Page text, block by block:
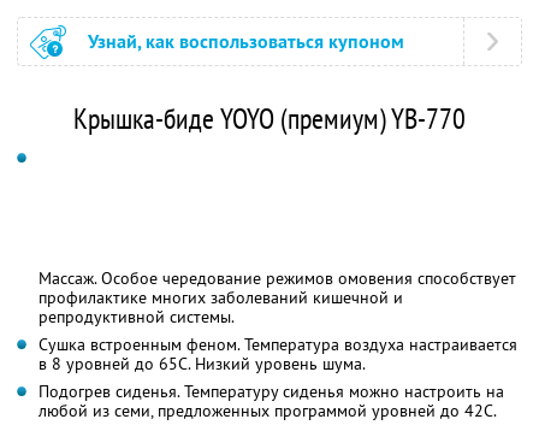
Узнай, как воспользоваться купоном
Крышка-биде YOYO (премиум) YB-770
Массаж. Особое чередование режимов омовения способствует
профилактике многих заболеваний кишечной и
репродуктивной системы.
Сушка встроенным феном. Температура воздуха настраивается
в 8 уровней до 65С. Низкий уровень шума.
Подогрев сиденья. Температуру сиденья можно настроить на
любой из семи, предложенных программой уровней до 42С.